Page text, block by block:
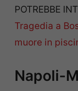
POTREBBE
Tragedia a
muore in
Napoli-